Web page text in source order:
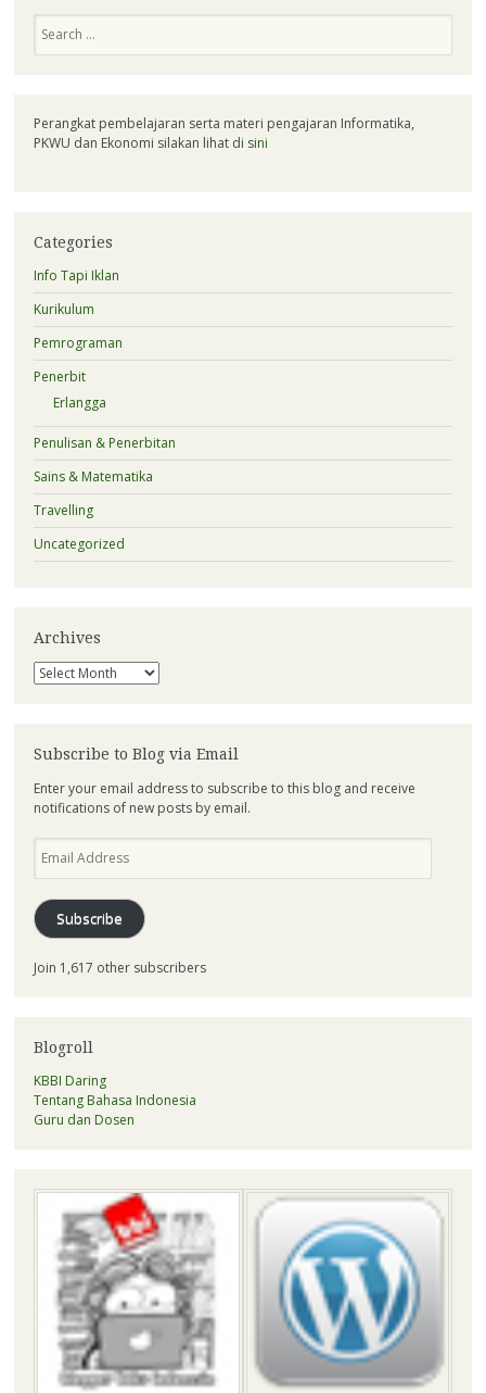
Perangkat pembelajaran serta materi pengajaran Informatika,
PKWU dan Ekonomi silakan lihat di sini
Categories
Info Tapi Iklan
Kurikulum
Pemrograman
Penerbit
Erlangga
Penulisan & Penerbitan
Sains & Matematika
Travelling
Uncategorized
Archives
Archives
Subscribe to Blog via Email
Enter your email address to subscribe to this blog and receive
notifications of new posts by email.
Address
Subscribe
Join 1,617 other subscribers
Blogroll
KBBI Daring
Tentang Bahasa Indonesia
Guru dan Dosen